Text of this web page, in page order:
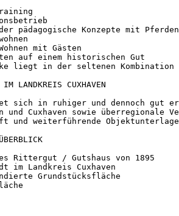
pädagogische Konzepte mit Pferden
mit Gästen
auf einem historischen Gut
liegt in der seltenen Kombination
LANDKREIS CUXHAVEN
sich in ruhiger und dennoch gut
und Cuxhaven sowie
und weiterführende
Rittergut / Gutshaus von 1895
im Landkreis Cuxhaven
Grundstücksfläche